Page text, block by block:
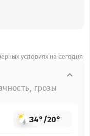
условиях на сегодня
грозы
34°/20°